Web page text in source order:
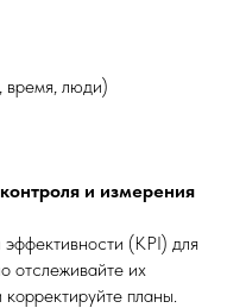
время, люди)
и измерения
(KPI) для
отслеживайте их
планы.